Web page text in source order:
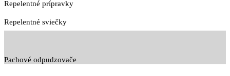
Repelentné prípravky
Repelentné sviečky
Pachové odpudzovače